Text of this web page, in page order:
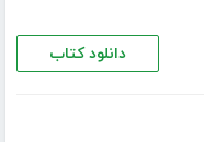
دانلود کتاب